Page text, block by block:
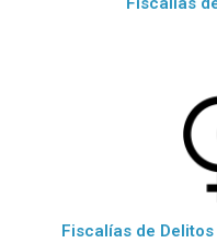
Fiscalías de